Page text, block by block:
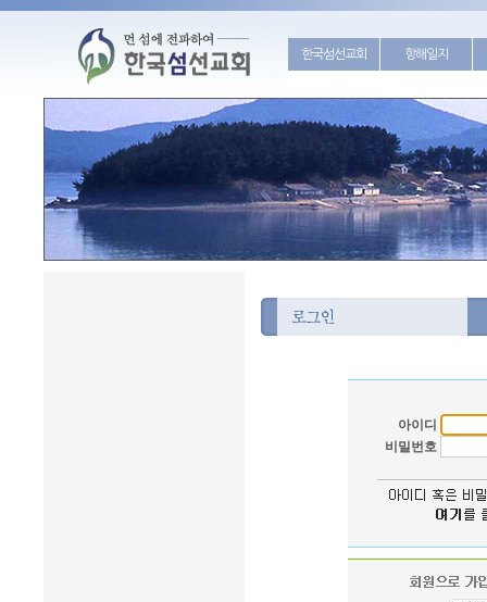
한국섬선교회 항해일지
아이디
비밀번호